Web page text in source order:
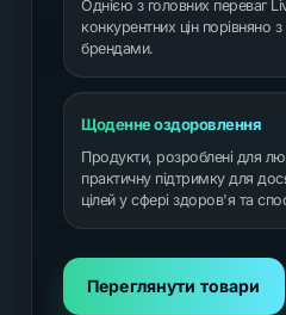
Однією з головних переваг
конкурентних цін порівняно
брендами.
Щоденне оздоровлення
Продукти, розроблені для
практичну підтримку для
цілей у сфері здоров'я та
Переглянути товари